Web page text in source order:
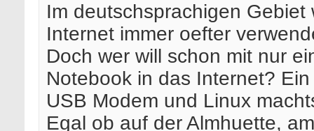
Im deutschsprachigen Gebiet
Internet immer oefter
Doch wer will schon mit nur
Notebook in das Internet?
USB Modem und Linux
Egal ob auf der Almhuette,